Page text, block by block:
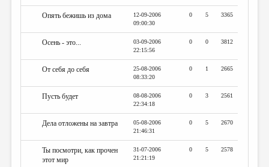
Опять бежишь из дома
12-09-2006
09:00:30
0 5 3365
Осень - это...
03-09-2006
22:15:56
0 0 3812
От себя до себя
25-08-2006
08:33:20
0 1 2665
Пусть будет
08-08-2006
22:34:18
0 3 2561
Дела отложены на завтра
05-08-2006
21:46:31
0 5 2670
Ты посмотри, как прочен
этот мир
31-07-2006
21:21:19
0 5 2578